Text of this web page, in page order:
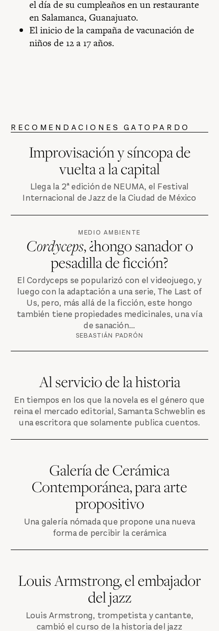
el día de su cumpleaños en un restaurante
en Salamanca, Guanajuato.
El inicio de la campaña de vacunación de
niños de 12 a 17 años.
RECOMENDACIONES GATOPARDO
Improvisación y síncopa de
vuelta a la capital
Llega la 2ª edición de NEUMA, el Festival
Internacional de Jazz de la Ciudad de México
MEDIO AMBIENTE
Cordyceps, ¿hongo sanador o
pesadilla de ficción?
El Cordyceps se popularizó con el videojuego, y
luego con la adaptación a una serie, The Last of
Us, pero, más allá de la ficción, este hongo
también tiene propiedades medicinales, una vía
de sanación...
SEBASTIÁN PADRÓN
Al servicio de la historia
En tiempos en los que la novela es el género que
reina el mercado editorial, Samanta Schweblin es
una escritora que solamente publica cuentos.
Galería de Cerámica
Contemporánea, para arte
propositivo
Una galería nómada que propone una nueva
forma de percibir la cerámica
Louis Armstrong, el embajador
del jazz
Louis Armstrong, trompetista y cantante,
cambió el curso de la historia del jazz